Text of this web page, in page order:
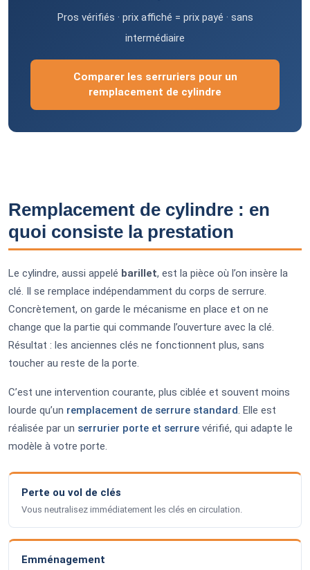
Pros vérifiés · prix affiché = prix payé · sans
intermédiaire
Comparer les serruriers pour un
remplacement de cylindre
Remplacement de cylindre : en
quoi consiste la prestation
Le cylindre, aussi appelé barillet, est la pièce où l’on insère la
clé. Il se remplace indépendamment du corps de serrure.
Concrètement, on garde le mécanisme en place et on ne
change que la partie qui commande l’ouverture avec la clé.
Résultat : les anciennes clés ne fonctionnent plus, sans
toucher au reste de la porte.
C’est une intervention courante, plus ciblée et souvent moins
lourde qu’un remplacement de serrure standard . Elle est
réalisée par un serrurier porte et serrure vérifié, qui adapte le
modèle à votre porte.
Perte ou vol de clés
Vous neutralisez immédiatement les clés en circulation.
Emménagement